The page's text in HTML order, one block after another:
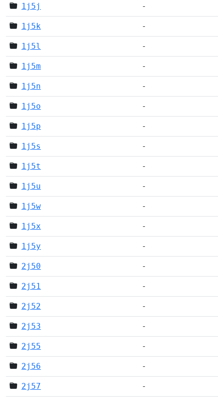
1j5j -
1j5k -
1j5l -
1j5m -
1j5n -
1j5o -
1j5p -
1j5s -
1j5t -
1j5u -
1j5w -
1j5x -
1j5y -
2j50 -
2j51 -
2j52 -
2j53 -
2j55 -
2j56 -
2j57 -